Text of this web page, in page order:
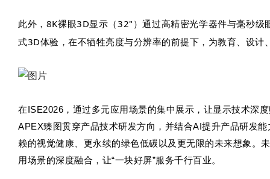
此外，8K裸眼3D显示（32"）通过高精密光学器件与毫秒级
式3D体验，在不牺牲亮度与分辨率的前提下，为教育、设计
在ISE2026，通过多元应用场景的集中展示，让显示技术深
APEX臻图贯穿产品技术研发方向，并结合AI提升产品研发
赖的视觉健康、更永续的绿色低碳以及更无限的未来想象。
用场景的深度融合，让“一块好屏”服务千行百业。